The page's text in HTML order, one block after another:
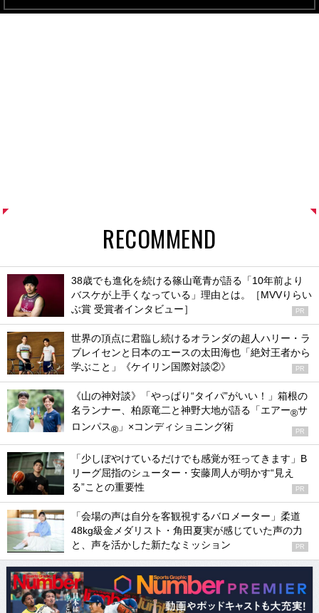
RECOMMEND
38歳でも進化を続ける篠山竜青が語る「10年前より
バスケが上手くなっている」理由とは。［MVVりらい
ぶ賞 受賞者インタビュー］
PR
世界の頂点に君臨し続けるオランダの超人ハリー・ラ
ブレイセンと日本のエースの太田海也「絶対王者から
学ぶこと」《ケイリン国際対談②》
PR
《山の神対談》「やっぱり“タイパ”がいい！」箱根の
名ランナー、柏原竜二と神野大地が語る「エアー®サ
ロンパス® 」×コンディショニング術 PR
「少しぼやけているだけでも感覚が狂ってきます」B
リーグ屈指のシューター・安藤周人が明かす“見え
る”ことの重要性
PR
「会場の声は自分を客観視するバロメーター」柔道
48kg級金メダリスト・角田夏実が感じていた声の力
と、声を活かした新たなミッション
PR